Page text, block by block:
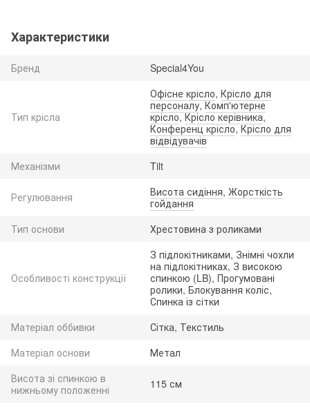
Характеристики
Бренд Special4You
Тип крісла
Офісне крісло, Крісло для
персоналу,Комп'ютерне
крісло,Крісло керівника,
Конференц крісло,Крісло для
відвідувачів
Механізми
Tilt
Регулювання Висота сидіння, Жорсткість
гойдання
Тип основи
Хрестовина з роликами
Особливості конструкції
З підлокітниками, Знімні чохли
на підлокітниках, З високою
спинкою (LB), Прогумовані
ролики, Блокування коліс,
Спинка із сітки
Матеріал оббивки
Сітка, Текстиль
Матеріал основи
Метал
Висота зі спинкою в
нижньому положенні
115 см